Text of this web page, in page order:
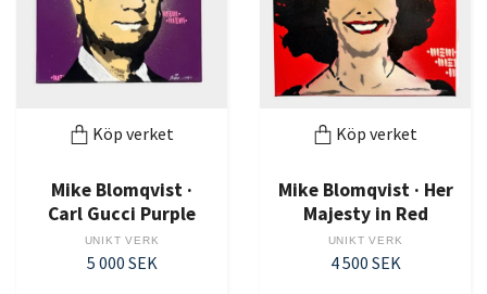
Köp verket
Mike Blomqvist ·
Carl Gucci Purple
UNIKT VERK
5 000 SEK
Köp verket
Mike Blomqvist · Her
Majesty in Red
UNIKT VERK
4 500 SEK